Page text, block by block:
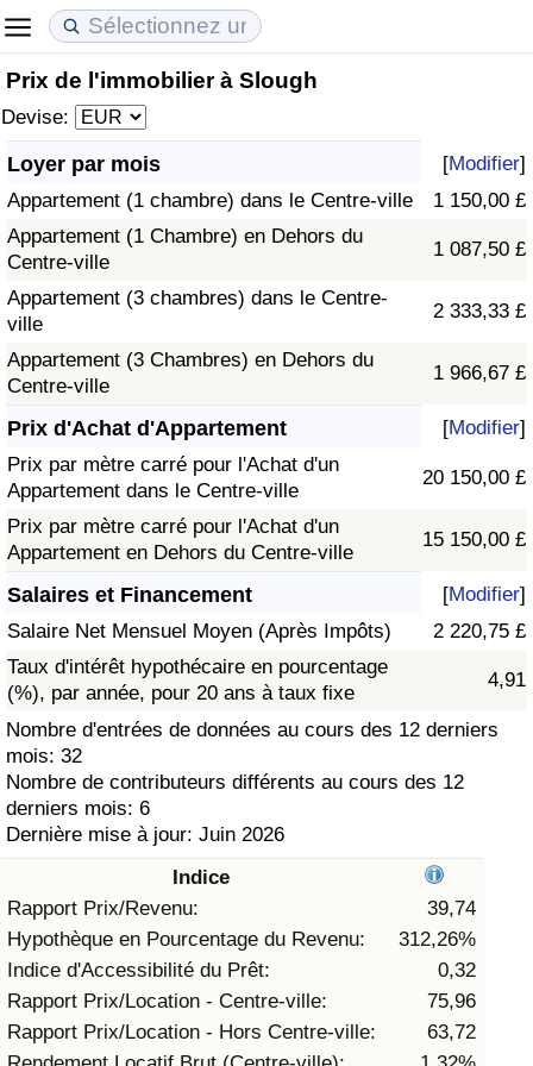
Prix de l'immobilier à Slough
Devise:
Loyer par mois [Modifier]
Appartement (1 chambre) dans le Centre-ville
1 150,00 £
Appartement (1 Chambre) en Dehors du
Centre-ville
1 087,50 £
Appartement (3 chambres) dans le Centre-
ville
2 333,33 £
Appartement (3 Chambres) en Dehors du
Centre-ville
1 966,67 £
Prix d'Achat d'Appartement [Modifier]
Prix par mètre carré pour l'Achat d'un
Appartement dans le Centre-ville
20 150,00 £
Prix par mètre carré pour l'Achat d'un
Appartement en Dehors du Centre-ville
15 150,00 £
Salaires et Financement [Modifier]
Salaire Net Mensuel Moyen (Après Impôts)
2 220,75 £
Taux d'intérêt hypothécaire en pourcentage
(%), par année, pour 20 ans à taux fixe
4,91
Nombre d'entrées de données au cours des 12 derniers
mois: 32
Nombre de contributeurs différents au cours des 12
derniers mois: 6
Dernière mise à jour: Juin 2026
Indice
Rapport Prix/Revenu:
39,74
Hypothèque en Pourcentage du Revenu:
312,26%
Indice d'Accessibilité du Prêt:
0,32
Rapport Prix/Location - Centre-ville:
75,96
Rapport Prix/Location - Hors Centre-ville:
63,72
Coût de la vie
Indice du Coût de la Vie (Actuel)
Indice du Coût de la Vie
Indice du coût de la vie par pays
à Akaba
Prix de l'immobilier
Indice des Prix de l'immobilier (Actuel)
Indice des Prix de l'immobilier
Indice des Prix de l'immobilier par Pays
Qualité de Vie
Indice de Qualité de Vie
Indice de Qualité de Vie (Actuel)
Indice de qualité de vie par pays
Criminalité
Indice de Criminalité (Actuel)
Indice de Criminalité
Indice de criminalité par pays
Indice des soins de santé (Actuel)
Indice des soins de santé
Indice des soins de santé par Pays
Pollution
Indice de Pollution (Actuel)
Indice de pollution
Indice de Pollution par Pays
Trafic